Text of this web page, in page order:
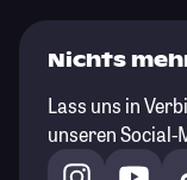
Nichts
Lass uns in
unseren Social-